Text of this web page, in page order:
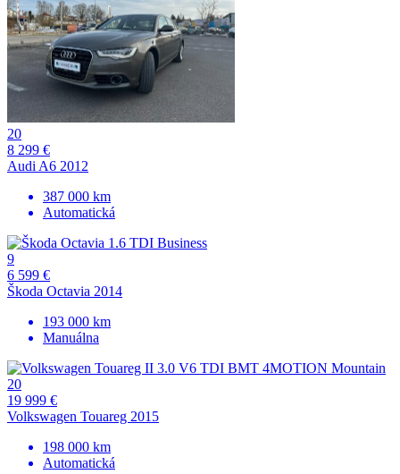
20
8 299 €
Audi A6 2012
387 000 km
Automatická
9
6 599 €
Škoda Octavia 2014
193 000 km
Manuálna
20
19 999 €
Volkswagen Touareg 2015
198 000 km
Automatická